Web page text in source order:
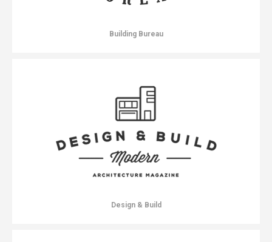
Building Bureau
Design & Build